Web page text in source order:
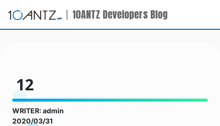
10ANTZ Developers Blog
12
WRITER: admin
2020/03/31